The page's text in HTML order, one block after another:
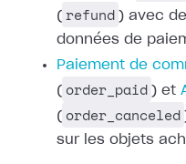
( refund ) avec
données de
Paiement de
( order_paid ) et
( order_canceled
sur les objets